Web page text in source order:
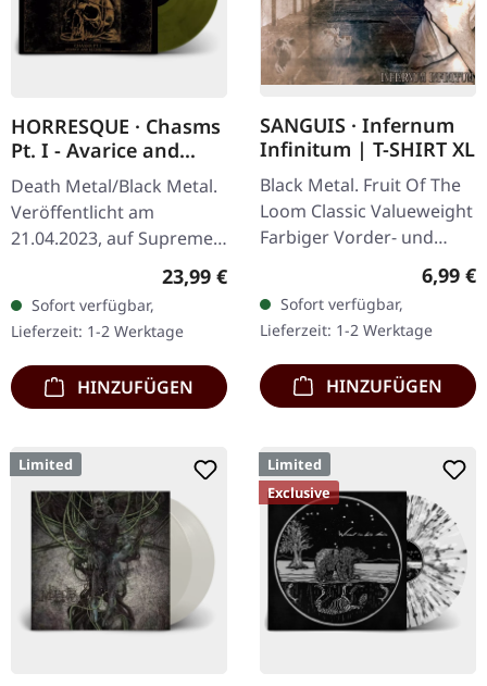
HORRESQUE · Chasms
Pt. I - Avarice and
Retribution |
YELLOW/BLACK LP
Death Metal/Black Metal.
Veröffentlicht am
21.04.2023, auf Supreme
Dunkelgelb/Schwarz
marmoriertes Vinyl im
schweren Cover…
Regulärer Preis:
23,99 €
Sofort verfügbar,
Lieferzeit: 1-2 Werktage
HINZUFÜGEN
SANGUIS · Infernum
Infinitum | T-SHIRT XL
Black Metal. Fruit Of The
Loom Classic Valueweight
Farbiger Vorder- und
6,99 €
Sofort verfügbar,
Lieferzeit: 1-2 Werktage
HINZUFÜGEN
Limited
Limited
Exclusive